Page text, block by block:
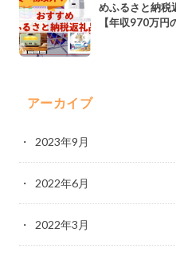
めふるさと納税
【年収970万円
アーカイブ
2023年9月
2022年6月
2022年3月